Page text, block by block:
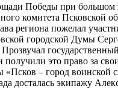
Победы при большом
комитета Псковской
региона пожелал
городской Думы
это право за
– город воинской
досталась экипажу